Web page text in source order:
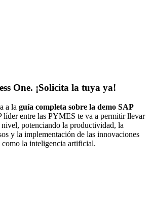
One. ¡Solicita la tuya ya!
a la guía completa sobre la demo SAP
líder entre las PYMES te va a permitir llevar
potenciando la productividad, la
y la implementación de las innovaciones
como la inteligencia artificial.